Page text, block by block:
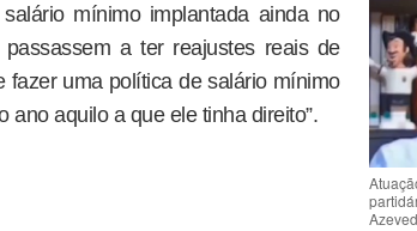
mínimo implantada ainda no
a ter reajustes reais de
fazer uma política de salário mínimo
aquilo a que ele tinha direito”.